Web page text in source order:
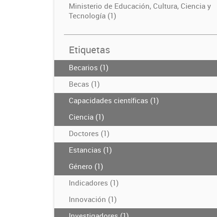
Ministerio de Educación, Cultura, Ciencia y
Tecnología (1)
Etiquetas
Becarios (1)
Becas (1)
Capacidades científicas (1)
Ciencia (1)
Doctores (1)
Estancias (1)
Género (1)
Indicadores (1)
Innovación (1)